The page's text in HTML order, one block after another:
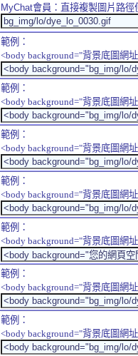
MyChat會員：直接複製圖片路
範例：
<body background="背景底圖網
範例：
<body background="背景底圖網
範例：
<body background="背景底圖網
範例：
<body background="背景底圖網
範例：
<body background="背景底圖網
範例：
<body background="背景底圖網
範例：
<body background="背景底圖網